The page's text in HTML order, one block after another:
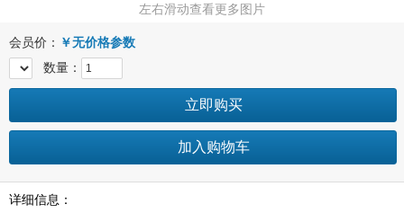
左右滑动查看更多图片
会员价： ￥无价格参数
数量：
立即购买
加入购物车
详细信息：